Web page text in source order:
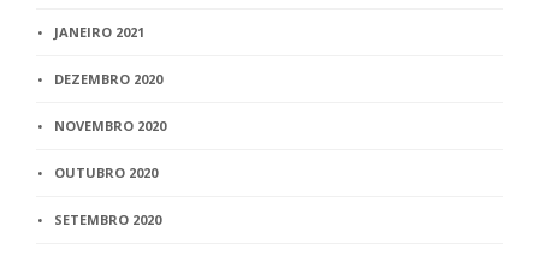
JANEIRO 2021
DEZEMBRO 2020
NOVEMBRO 2020
OUTUBRO 2020
SETEMBRO 2020